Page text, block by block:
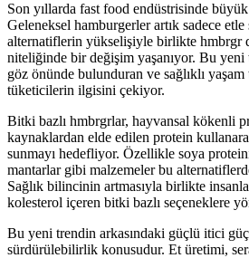
Son yıllarda fast food endüstrisinde
Geleneksel hamburgerler artık sadece etle
alternatiflerin yükselişiyle birlikte hmbrgr
niteliğinde bir değişim yaşanıyor. Bu
göz önünde bulunduran ve sağlıklı yaşam
tüketicilerin ilgisini çekiyor.
Bitki bazlı hmbrgrlar, hayvansal kökenli
kaynaklardan elde edilen protein
sunmayı hedefliyor. Özellikle soya
mantarlar gibi malzemeler bu
Sağlık bilincinin artmasıyla birlikte
kolesterol içeren bitki bazlı seçeneklere
Bu yeni trendin arkasındaki güçlü itici
sürdürülebilirlik konusudur. Et üretimi,